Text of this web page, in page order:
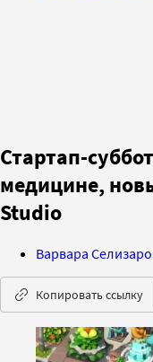
Стартап-
медицине,
Studio
Варвара
Копировать ссылку